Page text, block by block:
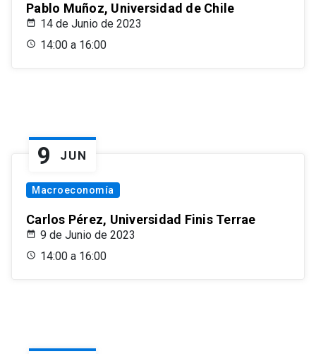
Pablo Muñoz, Universidad de Chile
14 de Junio de 2023
14:00 a 16:00
9 JUN
Macroeconomía
Carlos Pérez, Universidad Finis Terrae
9 de Junio de 2023
14:00 a 16:00